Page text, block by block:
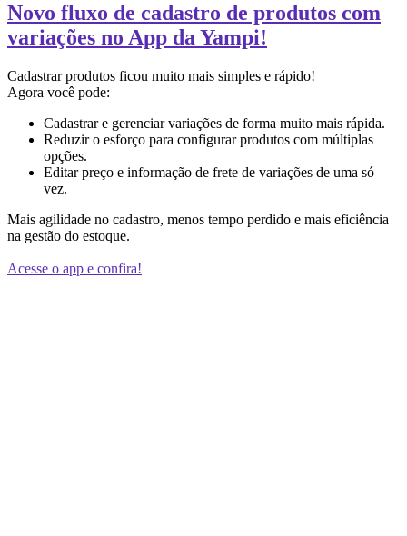
Novo fluxo de cadastro de produtos com
variações no App da Yampi!
Cadastrar produtos ficou muito mais simples e rápido!
Agora você pode:
Cadastrar e gerenciar variações de forma muito mais rápida.
Reduzir o esforço para configurar produtos com múltiplas
opções.
Editar preço e informação de frete de variações de uma só
vez.
Mais agilidade no cadastro, menos tempo perdido e mais eficiência
na gestão do estoque.
Acesse o app e confira!